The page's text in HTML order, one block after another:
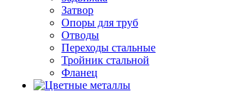
Затвор
Опоры для труб
Отводы
Переходы стальные
Тройник стальной
Фланец